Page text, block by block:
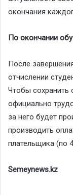
окончания
По окончании
После
отчислении
Чтобы сохранить
официально
за него будет
производить
плательщика (по
Semeynews.kz